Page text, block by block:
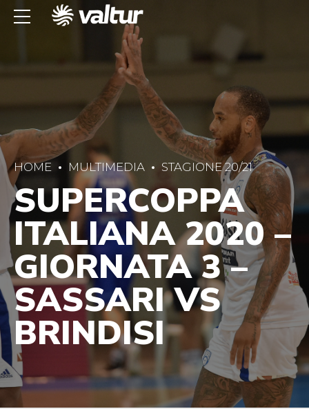
HOME MULTIMEDIA STAGIONE 20/21
SUPERCOPPA
ITALIANA 2020 –
GIORNATA 3 –
SASSARI VS
BRINDISI